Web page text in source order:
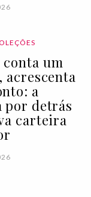
conta um
acrescenta
a
por detrás
carteira